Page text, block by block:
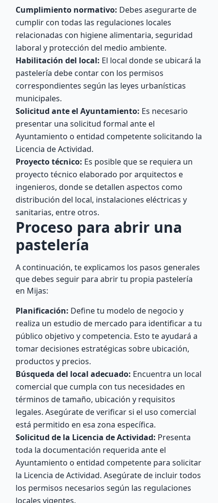
Cumplimiento normativo: Debes asegurarte de
cumplir con todas las regulaciones locales
relacionadas con higiene alimentaria, seguridad
laboral y protección del medio ambiente.
Habilitación del local: El local donde se ubicará la
pastelería debe contar con los permisos
correspondientes según las leyes urbanísticas
municipales.
Solicitud ante el Ayuntamiento: Es necesario
presentar una solicitud formal ante el
Ayuntamiento o entidad competente solicitando la
Licencia de Actividad.
Proyecto técnico: Es posible que se requiera un
proyecto técnico elaborado por arquitectos e
ingenieros, donde se detallen aspectos como
distribución del local, instalaciones eléctricas y
sanitarias, entre otros.
Proceso para abrir una
pastelería
A continuación, te explicamos los pasos generales
que debes seguir para abrir tu propia pastelería
en Mijas:
Planificación: Define tu modelo de negocio y
realiza un estudio de mercado para identificar a tu
público objetivo y competencia. Esto te ayudará a
tomar decisiones estratégicas sobre ubicación,
productos y precios.
Búsqueda del local adecuado: Encuentra un local
comercial que cumpla con tus necesidades en
términos de tamaño, ubicación y requisitos
legales. Asegúrate de verificar si el uso comercial
está permitido en esa zona específica.
Solicitud de la Licencia de Actividad: Presenta
toda la documentación requerida ante el
Ayuntamiento o entidad competente para solicitar
la Licencia de Actividad. Asegúrate de incluir todos
los permisos necesarios según las regulaciones
locales vigentes.